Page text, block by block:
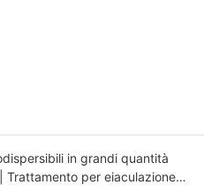
in grandi quantità
Trattamento per eiaculazione